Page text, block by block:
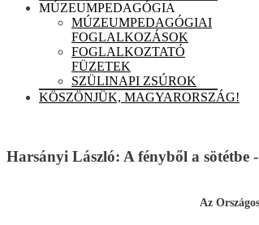
MÚZEUMPEDAGÓGIA
MÚZEUMPEDAGÓGIAI
FOGLALKOZÁSOK
FOGLALKOZTATÓ
FÜZETEK
SZÜLINAPI ZSÚROK
KÖSZÖNJÜK, MAGYARORSZÁG!
Harsányi László: A fényből a sötétbe
Az